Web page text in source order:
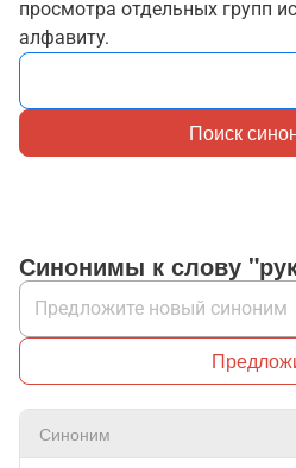
просмотра отдельных групп
алфавиту.
Поиск
Синонимы к слову
Синоним